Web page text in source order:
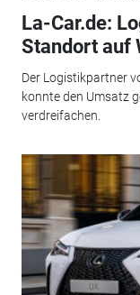
La-Car.de:
Standort auf
Der Logistikpartner
konnte den Umsatz
verdreifachen.